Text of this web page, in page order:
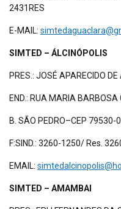
2431RES
E-MAIL:
SIMTED – ÁLCINÓPOLIS
PRES.: JOSÉ APARECIDO DE
END.: RUA MARIA BARBOSA
B. SÃO PEDRO–CEP 79530-
F:SIND.: 3260-1250/ Res.
EMAIL:
SIMTED – AMAMBAI